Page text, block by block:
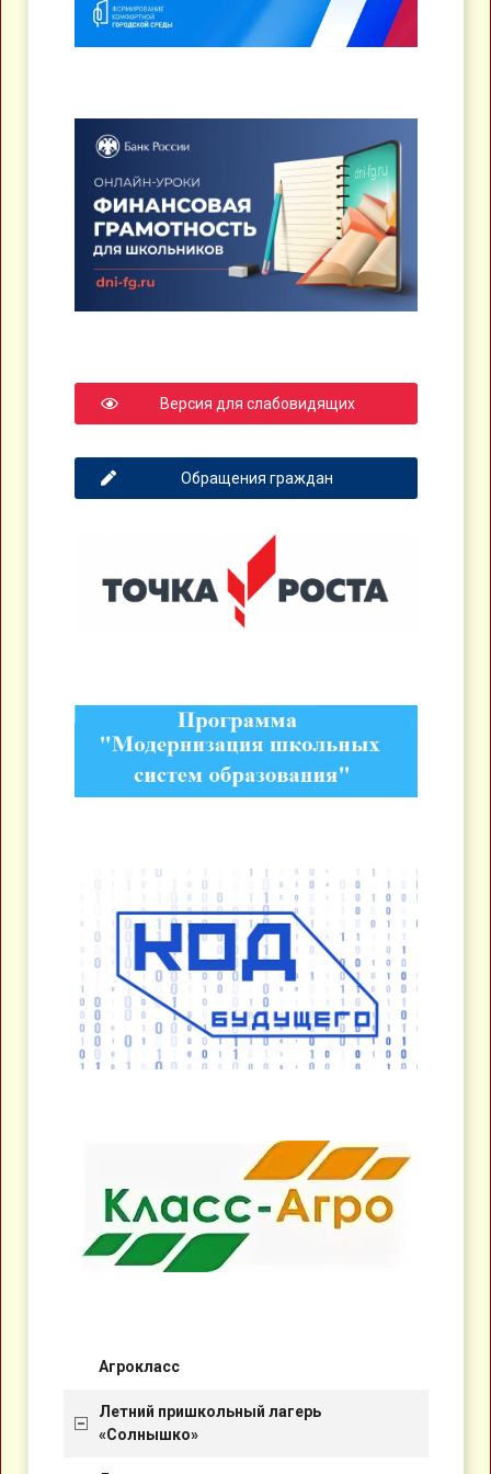
Версия для слабовидящих
Обращения граждан
Агрокласс
Летний пришкольный лагерь
«Солнышко»